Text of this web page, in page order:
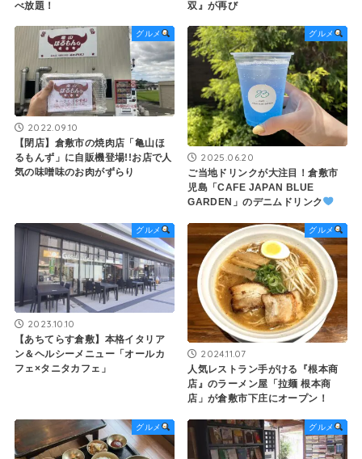
べ放題！
双』が再び
グルメ
2022.09.10
【閉店】倉敷市の焼肉店「亀山ほ
るもんず」に自販機登場!!お店で人
気の味噌味のお肉がずらり
グルメ
2025.06.20
ご当地ドリンクが大注目！倉敷市
児島「CAFE JAPAN BLUE
GARDEN」のデニムドリンク
グルメ
2023.10.10
【あちてらす倉敷】本格イタリア
ン＆ヘルシーメニュー「オールカ
フェ×タニタカフェ」
グルメ
2024.11.07
人気レストラン手がける『根本商
店』のラーメン屋「拉麺 根本商
店」が倉敷市下庄にオープン！
グルメ グルメ